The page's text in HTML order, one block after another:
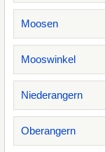
Moosen
Mooswinkel
Niederangern
Oberangern